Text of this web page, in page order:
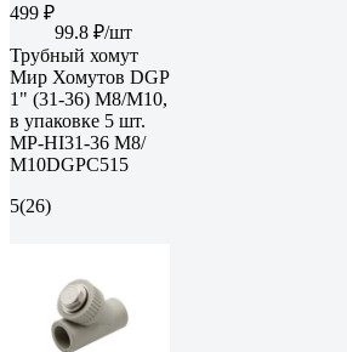
499 ₽
99.8 ₽/шт
Трубный хомут
Мир Хомутов DGP
1" (31-36) M8/М10,
в упаковке 5 шт.
MP-HI31-36 М8/
М10DGPC515
5(26)